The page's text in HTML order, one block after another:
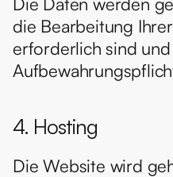
die Bearbeitung
erforderlich sind
4. Hosting
Die Website wird